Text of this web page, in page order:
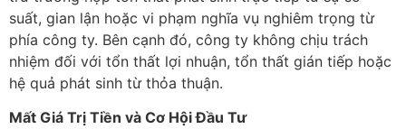
suất, gian lận hoặc vi phạm nghĩa vụ nghiêm trọng từ
phía công ty. Bên cạnh đó, công ty không chịu trách
nhiệm đối với tổn thất lợi nhuận, tổn thất gián tiếp hoặc
hệ quả phát sinh từ thỏa thuận.
Mất Giá Trị Tiền và Cơ Hội Đầu Tư